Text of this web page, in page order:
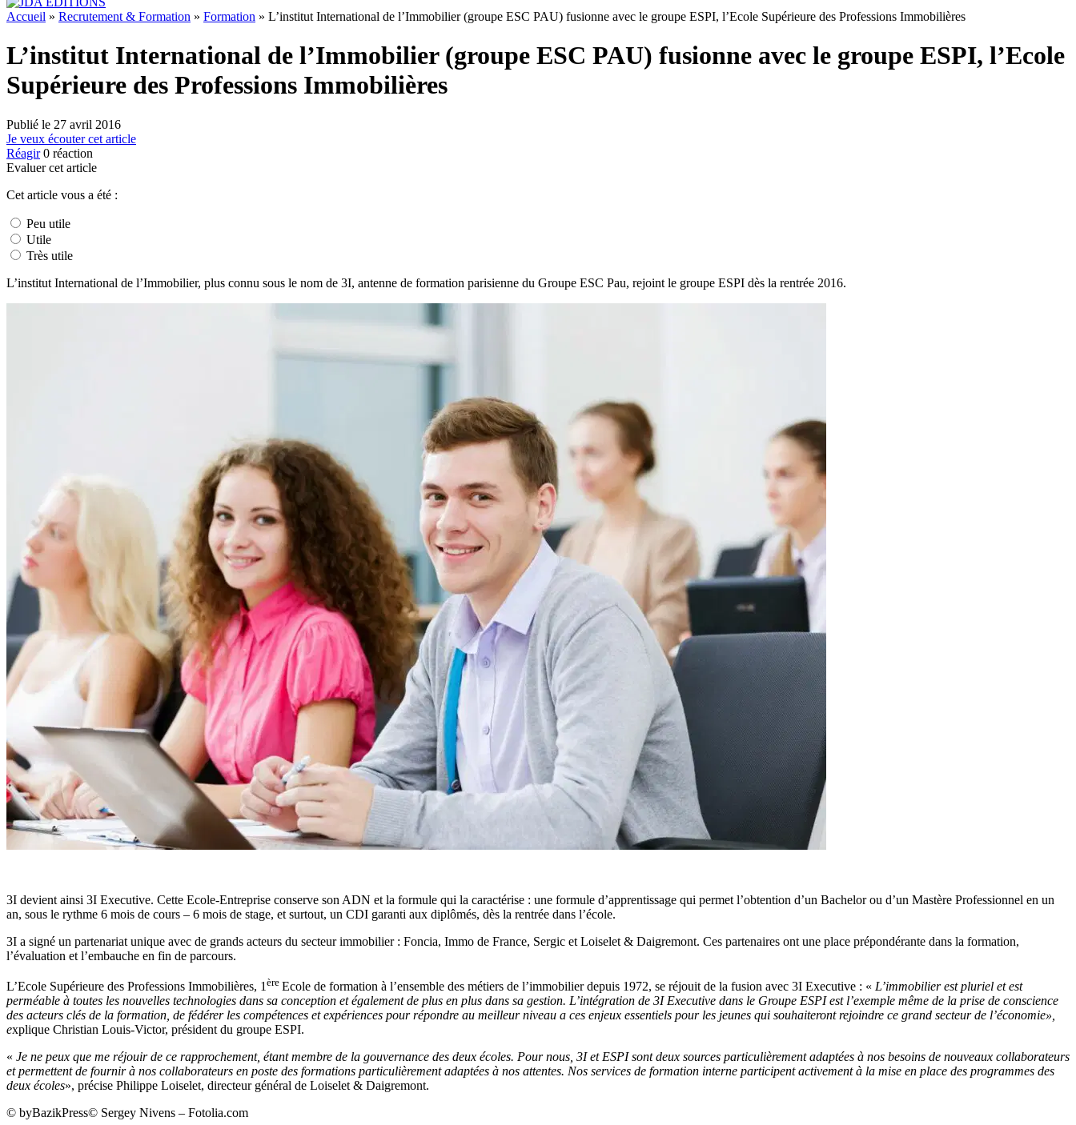
Accueil » Recrutement & Formation » Formation » L’institut International de l’Immobilier (groupe ESC PAU) fusionne avec le groupe ESPI, l’Ecole Supérieure des Professions Immobilières
L’institut International de l’Immobilier (groupe ESC PAU) fusionne avec le groupe ESPI, l’Ecole
Supérieure des Professions Immobilières
Publié le 27 avril 2016
Je veux écouter cet article
Réagir 0 réaction
Evaluer cet article
Cet article vous a été :
Peu utile
Utile
Très utile
L’institut International de l’Immobilier, plus connu sous le nom de 3I, antenne de formation parisienne du Groupe ESC Pau, rejoint le groupe ESPI dès la rentrée 2016.
3I devient ainsi 3I Executive. Cette Ecole-Entreprise conserve son ADN et la formule qui la caractérise : une formule d’apprentissage qui permet l’obtention d’un Bachelor ou d’un Mastère Professionnel en un
an, sous le rythme 6 mois de cours – 6 mois de stage, et surtout, un CDI garanti aux diplômés, dès la rentrée dans l’école.
3I a signé un partenariat unique avec de grands acteurs du secteur immobilier : Foncia, Immo de France, Sergic et Loiselet & Daigremont. Ces partenaires ont une place prépondérante dans la formation,
l’évaluation et l’embauche en fin de parcours.
L’Ecole Supérieure des Professions Immobilières, 1 ère Ecole de formation à l’ensemble des métiers de l’immobilier depuis 1972, se réjouit de la fusion avec 3I Executive : « L’immobilier est pluriel et est
perméable à toutes les nouvelles technologies dans sa conception et également de plus en plus dans sa gestion. L’intégration de 3I Executive dans le Groupe ESPI est l’exemple même de la prise de conscience
des acteurs clés de la formation, de fédérer les compétences et expériences pour répondre au meilleur niveau a ces enjeux essentiels pour les jeunes qui souhaiteront rejoindre ce grand secteur de l’économie»,
explique Christian Louis-Victor, président du groupe ESPI.
« Je ne peux que me réjouir de ce rapprochement, étant membre de la gouvernance des deux écoles. Pour nous, 3I et ESPI sont deux sources particulièrement adaptées à nos besoins de nouveaux collaborateurs
et permettent de fournir à nos collaborateurs en poste des formations particulièrement adaptées à nos attentes. Nos services de formation interne participent activement à la mise en place des programmes des
deux écoles», précise Philippe Loiselet, directeur général de Loiselet & Daigremont.
© byBazikPress© Sergey Nivens – Fotolia.com